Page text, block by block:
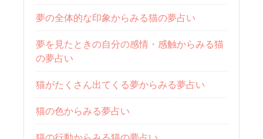
夢の全体的な印象からみる猫の夢占い
夢を見たときの自分の感情・感触からみる猫
の夢占い
猫がたくさん出てくる夢からみる夢占い
猫の色からみる夢占い